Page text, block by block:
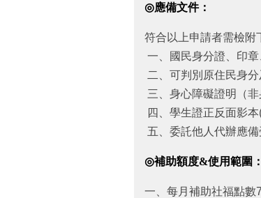
◎應備文件：
符合以上申請者需檢附
一、國民身分證、印章
二、可判別原住民身
三、身心障礙證明（非
四、學生證正反面影本
五、委託他人代辦應
◎補助額度&使用範圍：
一、每月補助社福點數